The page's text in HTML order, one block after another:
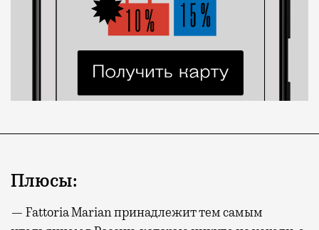
Современный путешественник часто берет
А ожидание рейса все чаще превращается
Плюсы:
— Fattoria Marian принадлежит тем самым